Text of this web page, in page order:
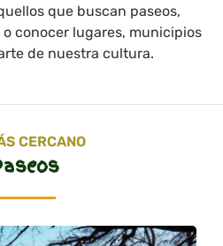
que buscan paseos,
conocer lugares, municipios
de nuestra cultura.
CERCANO